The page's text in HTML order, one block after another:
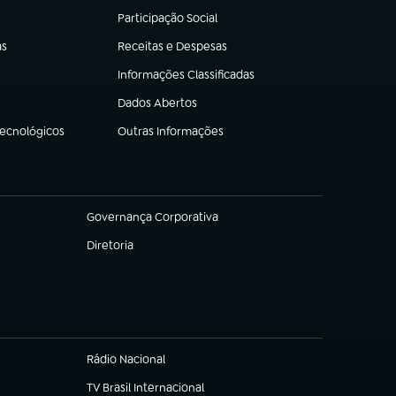
Participação Social
(abre em nova aba)
Receitas e Despesas
(abre em nova aba)
Informações Classificadas
(abre em nova aba)
Dados Abertos
(abre em nova aba)
Outras Informações
(abre em nova aba)
Governança Corporativa
(abre em nova aba)
Diretoria
(abre em nova aba)
Rádio Nacional
TV Brasil Internacional
(abre em nova aba)